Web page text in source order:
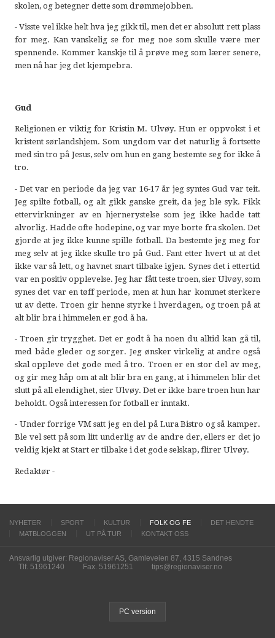
skolen, og betegner dette som drømmejobben.
- Visste vel ikke helt hva jeg gikk til, men det er absolutt rett plass
for meg. Kan vanskelig se for meg noe som skulle være mer
spennende. Kommer kanskje til å prøve meg som lærer senere,
men nå har jeg det kjempebra.
Gud
Religionen er viktig for Kristin M. Ulvøy. Hun er oppvokst i et
kristent sørlandshjem. Som ungdom var det naturlig å fortsette
med sin tro på Jesus, selv om hun en gang bestemte seg for ikke å
tro.
- Det var en periode da jeg var 16-17 år jeg syntes Gud var teit.
Jeg spilte fotball, og alt gikk ganske greit, da jeg ble syk. Fikk
ettervirkninger av en hjernerystelse som jeg ikke hadde tatt
alvorlig. Hadde ofte hodepine, og var mye borte fra skolen. Det
gjorde at jeg ikke kunne spille fotball. Da bestemte jeg meg for
meg selv at jeg ikke skulle tro på Gud. Fant etter hvert ut at det
ikke var så lett, og havnet snart tilbake igjen. Synes det i ettertid
var en positiv opplevelse. Jeg har fått teste troen, sier Ulvøy, som
synes det var en tøff periode, men at hun har kommet sterkere
ut av dette. Troen gir henne styrke i hverdagen, og troen på at
alt blir bra i himmelen er god å ha.
- Troen gir trygghet. Det er godt å ha noen du alltid kan gå til,
med både gleder og sorger. Jeg ønsker virkelig at andre også
skal oppleve det gode med å tro. Troen er en stor del av meg,
og gir meg håp om at alt blir bra en gang, at i himmelen blir det
slutt på all elendighet, sier Ulvøy. Det er ikke bare troen hun har
beholdt. Også interessen for fotball er inntakt.
- Under forrige VM satt jeg en del på Lura Bistro og så kamper.
Ble vel sett på som litt underlig av de andre der, ellers er det jo
veldig kjekt at Start er tilbake i det gode selskap, flirer Ulvøy.
Redaktør -
NYHETER SPORT KULTUR FOLK OG FE
DET HENDTE
MATBLOGGEN
UT PÅ TUR KONTAKT OSS
Ansvarlig utgiver: Regionaviser AS, Gamleveien 87, 4315 Sandnes
Tlf. 51961240
Fax. 51961251 tips@regionaviser.no
PC version